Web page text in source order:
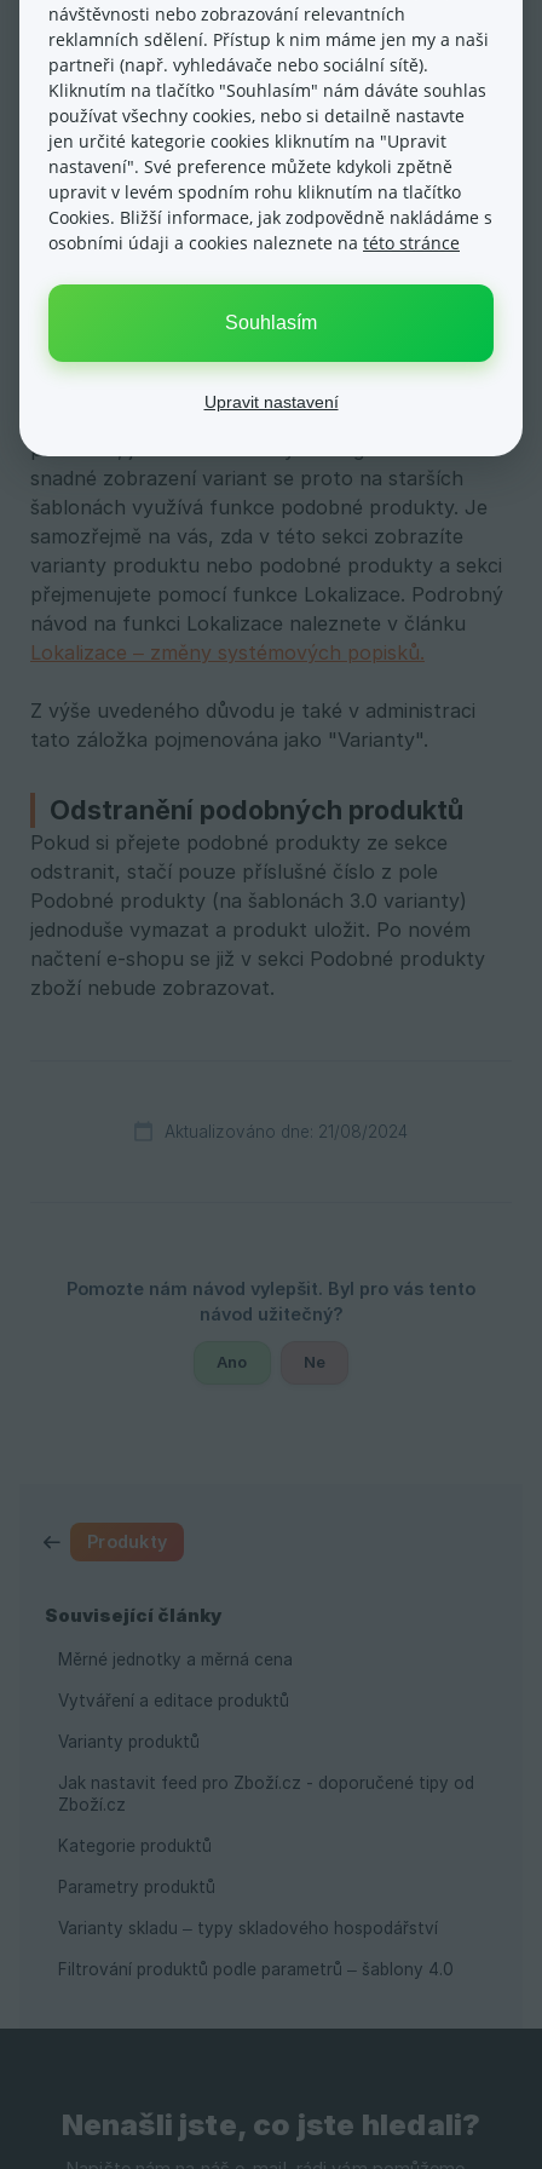
Produkty
Související články
Měrné jednotky a měrná cena
Vytváření a editace produktů
Varianty produktů
Jak nastavit feed pro Zboží.cz - doporučené tipy od
Zboží.cz
Kategorie produktů
Parametry produktů
Varianty skladu – typy skladového hospodářství
Filtrování produktů podle parametrů – šablony 4.0
zobrazí na eshopu, viz. úvodní obrázek návodu.
Odlišnosti použití a zobrazení
funkce podobné produkty na
šablonách 3.0
Funkce podobné produkty je rovněž dostupná na
starších šablonách. Díky odlišnému zobrazení a
dalším souvisejícím funkcím je na těchto již
používána k jinému účelu. Jak můžete vidět na
obrázku níže, sekce podobné produkty je na starší
šabloně 3.0 využita pro zobrazení variant jednoho
produktu. Starší šablony totiž neumožňovaly
produktu, jak nabízí šablony nové generace. Pro
snadné zobrazení variant se proto na starších
šablonách využívá funkce podobné produkty. Je
samozřejmě na vás, zda v této sekci zobrazíte
varianty produktu nebo podobné produkty a sekci
přejmenujete pomocí funkce Lokalizace. Podrobný
návod na funkci Lokalizace naleznete v článku
Lokalizace – změny systémových popisků.
Z výše uvedeného důvodu je také v administraci
tato záložka pojmenována jako "Varianty".
Odstranění podobných produktů
Pokud si přejete podobné produkty ze sekce
odstranit, stačí pouze příslušné číslo z pole
Podobné produkty (na šablonách 3.0 varianty)
jednoduše vymazat a produkt uložit. Po novém
načtení e-shopu se již v sekci Podobné produkty
zboží nebude zobrazovat.
Aktualizováno dne: 21/08/2024
Ano Ne
Nenašli jste, co jste hledali?
návštěvnosti nebo zobrazování relevantních
reklamních sdělení. Přístup k nim máme jen my a naši
partneři (např. vyhledávače nebo sociální sítě).
Kliknutím na tlačítko "Souhlasím" nám dáváte souhlas
používat všechny cookies, nebo si detailně nastavte
jen určité kategorie cookies kliknutím na "Upravit
nastavení". Své preference můžete kdykoli zpětně
upravit v levém spodním rohu kliknutím na tlačítko
Cookies. Bližší informace, jak zodpovědně nakládáme s
osobními údaji a cookies naleznete na této stránce
Souhlasím
Upravit nastavení